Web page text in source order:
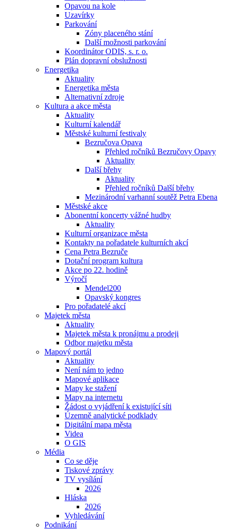
Opavou na kole
Uzavírky
Parkování
Zóny placeného stání
Další možnosti parkování
Koordinátor ODIS, s. r. o.
Plán dopravní obslužnosti
Energetika
Aktuality
Energetika města
Alternativní zdroje
Kultura a akce města
Aktuality
Kulturní kalendář
Městské kulturní festivaly
Bezručova Opava
Přehled ročníků Bezručovy Opavy
Aktuality
Další břehy
Aktuality
Přehled ročníků Další břehy
Mezinárodní varhanní soutěž Petra Ebena
Městské akce
Abonentní koncerty vážné hudby
Aktuality
Kulturní organizace města
Kontakty na pořadatele kulturních akcí
Cena Petra Bezruče
Dotační program kultura
Akce po 22. hodině
Výročí
Mendel200
Opavský kongres
Pro pořadatelé akcí
Majetek města
Aktuality
Majetek města k pronájmu a prodeji
Odbor majetku města
Mapový portál
Aktuality
Není nám to jedno
Mapové aplikace
Mapy ke stažení
Mapy na internetu
Žádost o vyjádření k existující síti
Územně analytické podklady
Digitální mapa města
Videa
O GIS
Média
Co se děje
Tiskové zprávy
TV vysílání
2026
Hláska
2026
Vyhledávání
Podnikání